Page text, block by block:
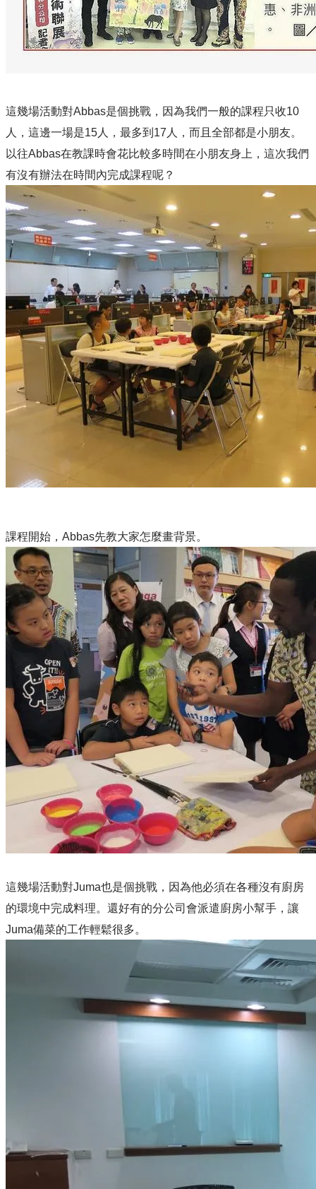
這幾場活動對Abbas是個挑戰，因為我們一般的課程只收10
人，這邊一場是15人，最多到17人，而且全部都是小朋友。
以往Abbas在教課時會花比較多時間在小朋友身上，這次我們
有沒有辦法在時間內完成課程呢？
課程開始，Abbas先教大家怎麼畫背景。
這幾場活動對Juma也是個挑戰，因為他必須在各種沒有廚房
的環境中完成料理。還好有的分公司會派遣廚房小幫手，讓
Juma備菜的工作輕鬆很多。